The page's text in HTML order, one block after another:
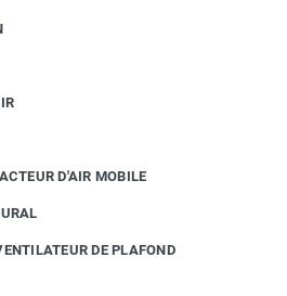
D'AIR MOBILE
DE PLAFOND